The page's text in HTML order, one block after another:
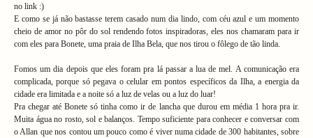
no link :)
E como se já não bastasse terem casado num dia lindo, com céu azul e um momento
cheio de amor no pôr do sol rendendo fotos inspiradoras, eles nos chamaram para ir
com eles para Bonete, uma praia de Ilha Bela, que nos tirou o fôlego de tão linda.
Fomos um dia depois que eles foram pra lá passar a lua de mel. A comunicação era
complicada, porque só pegava o celular em pontos específicos da Ilha, a energia da
cidade era limitada e a noite só a luz de velas ou a luz do luar!
Pra chegar até Bonete só tinha como ir de lancha que durou em média 1 hora pra ir.
Muita água no rosto, sol e balanços. Tempo suficiente para conhecer e conversar com
o Allan que nos contou um pouco como é viver numa cidade de 300 habitantes, sobre